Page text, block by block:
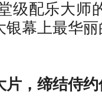
级配乐大师
幕上最华
片，缔结侍约